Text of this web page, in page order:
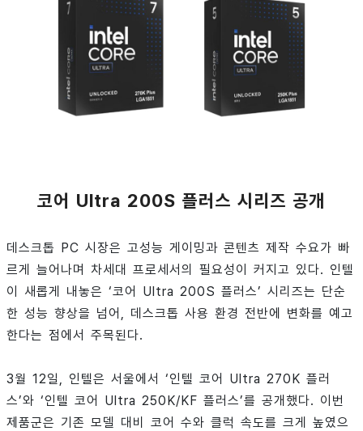
코어 Ultra 200S 플러스 시리즈 공개
데스크톱 PC 시장은 고성능 게이밍과 콘텐츠 제작 수요가 빠
르게 늘어나며 차세대 프로세서의 필요성이 커지고 있다. 인텔
이 새롭게 내놓은 ‘코어 Ultra 200S 플러스’ 시리즈는 단순
한 성능 향상을 넘어, 데스크톱 사용 환경 전반에 변화를 예고
한다는 점에서 주목된다.
3월 12일, 인텔은 서울에서 ‘인텔 코어 Ultra 270K 플러
스’와 ‘인텔 코어 Ultra 250K/KF 플러스’를 공개했다. 이번
제품군은 기존 모델 대비 코어 수와 클럭 속도를 크게 높였으